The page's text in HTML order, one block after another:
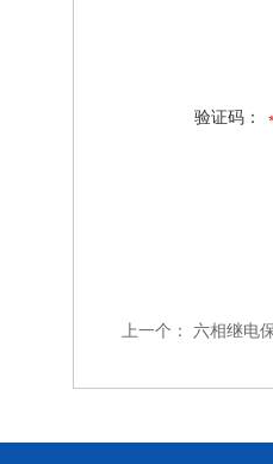
验证码：
上一个： 六相继电